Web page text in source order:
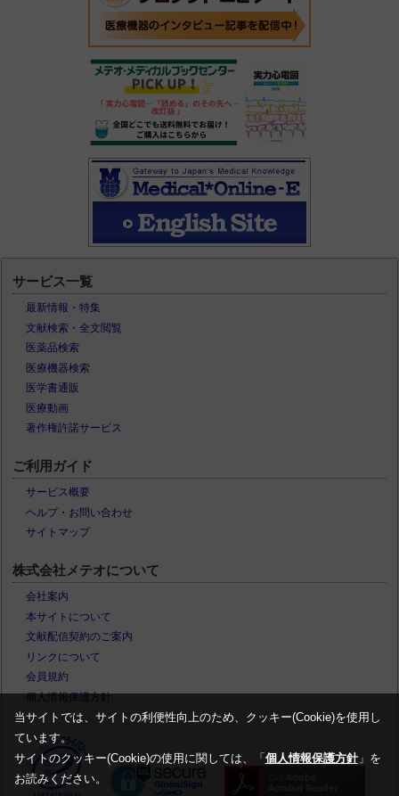
サービス一覧
最新情報・特集
文献検索・全文閲覧
医薬品検索
医療機器検索
医学書通販
医療動画
著作権許諾サービス
ご利用ガイド
サービス概要
ヘルプ・お問い合わせ
サイトマップ
株式会社メテオについて
会社案内
本サイトについて
文献配信契約のご案内
リンクについて
会員規約
個人情報保護方針
当サイトでは、サイトの利便性向上のため、クッキー(Cookie)を使用し
ています。
サイトのクッキー(Cookie)の使用に関しては、「 個人情報保護方針」を
お読みください。